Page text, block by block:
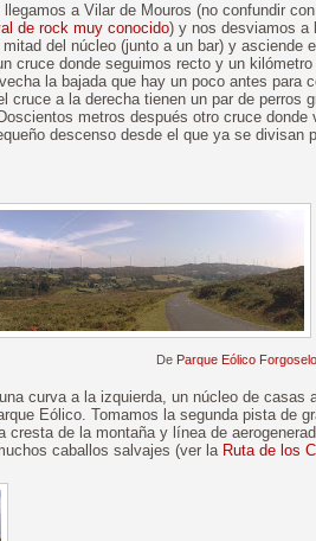
a Vilar de Mouros (no confundir con
de rock muy conocido) y nos desviamos a
del núcleo (junto a un bar) y asciende
cruce donde seguimos recto y un
la bajada que hay un poco antes para
cruce a la derecha tienen un par de perros
metros después otro cruce donde
descenso desde el que ya se divisan
De Parque Eólico Forgoselo
curva a la izquierda, un núcleo de casas
Eólico. Tomamos la segunda pista de
cresta de la montaña y línea de
caballos salvajes (ver la Ruta de los